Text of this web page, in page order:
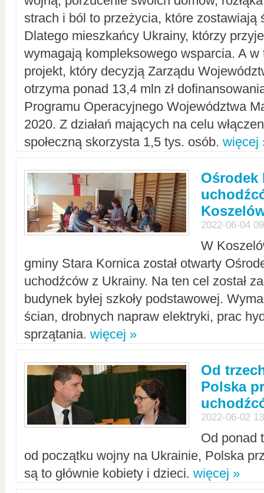
strach i ból to przeżycia, które zostawiają
Dlatego mieszkańcy Ukrainy, którzy
wymagają kompleksowego wsparcia. A w
projekt, który decyzją Zarządu
otrzyma ponad 13,4 mln zł
Programu Operacyjnego Województwa
2020. Z działań mających na celu
społeczną skorzysta 1,5 tys. osób. więcej
Ośrodek
2022-06-04
W
gminy Stara Kornica został otwarty
uchodźców z Ukrainy. Na ten cel został
budynek byłej szkoły podstawowej.
ścian, drobnych napraw elektryki, prac
sprzątania. więcej »
Od
Polska
2022-06-02
Od ponad
od początku wojny na Ukrainie, Polska
są to głównie kobiety i dzieci. więcej »